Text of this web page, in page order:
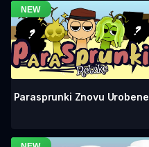
Parasprunki Znovu Urobene